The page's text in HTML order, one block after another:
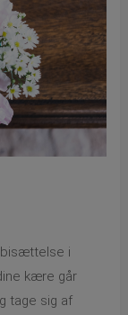
bisættelse i
kære går
tage sig af